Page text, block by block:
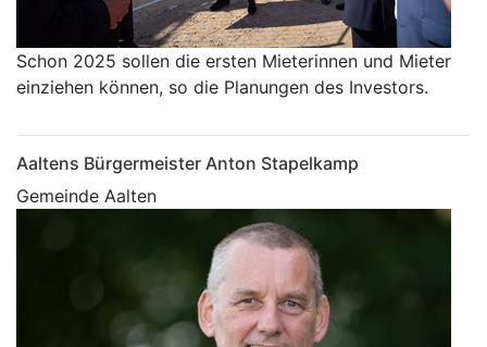
Schon 2025 sollen die ersten Mieterinnen und Mieter
einziehen können, so die Planungen des Investors.
Aaltens Bürgermeister Anton Stapelkamp
Gemeinde Aalten